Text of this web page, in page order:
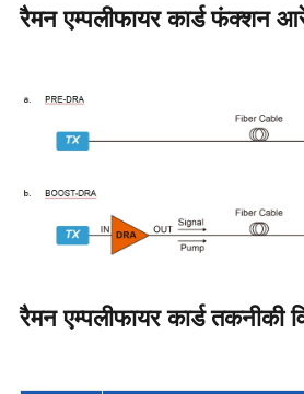
रैमन एम्पलीफायर कार्ड फंक्शन
रैमन एम्पलीफायर कार्ड तकनीकी